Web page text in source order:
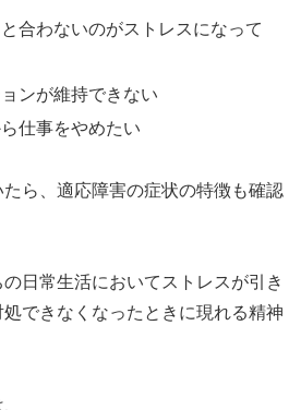
合わないのがストレスになって
ンが維持できない
仕事をやめたい
ら、適応障害の症状の特徴も確認
日常生活においてストレスが引き
できなくなったときに現れる精神